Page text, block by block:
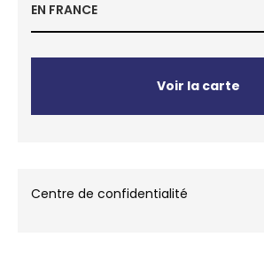
EN FRANCE
Voir la carte
Centre de confidentialité